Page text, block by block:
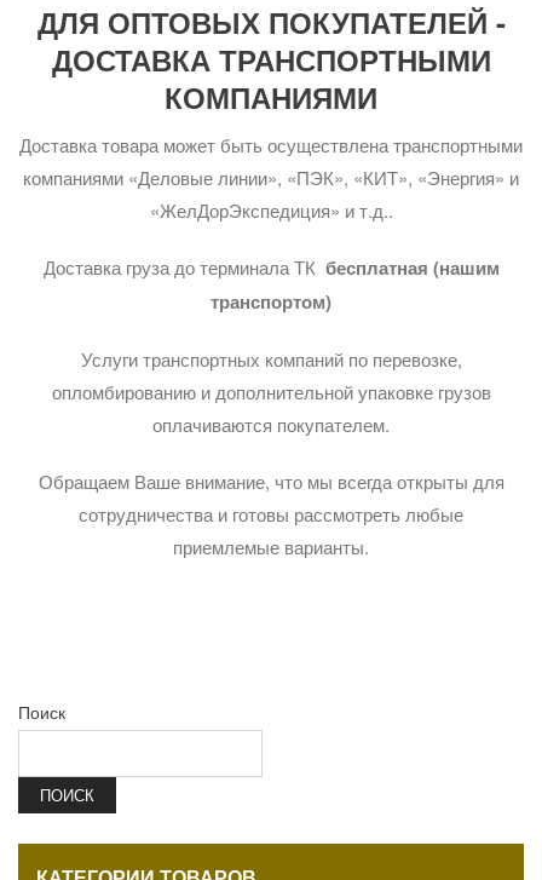
ДЛЯ ОПТОВЫХ ПОКУПАТЕЛЕЙ -
ДОСТАВКА ТРАНСПОРТНЫМИ
КОМПАНИЯМИ
Доставка товара может быть осуществлена транспортными
компаниями «Деловые линии», «ПЭК», «КИТ», «Энергия» и
«ЖелДорЭкспедиция» и т.д..
Доставка груза до терминала ТК бесплатная (нашим
транспортом)
Услуги транспортных компаний по перевозке,
опломбированию и дополнительной упаковке грузов
оплачиваются покупателем.
Обращаем Ваше внимание, что мы всегда открыты для
сотрудничества и готовы рассмотреть любые
приемлемые варианты.
Поиск
ПОИСК